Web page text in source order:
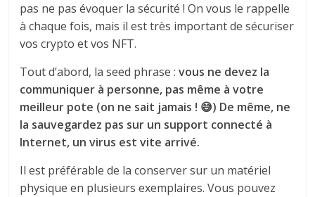
pas ne pas évoquer la sécurité ! On vous le rappelle
à chaque fois, mais il est très important de sécuriser
vos crypto et vos NFT.
Tout d’abord, la seed phrase :vous ne devez la
communiquer à personne, pas même à votre
meilleur pote (on ne sait jamais ! 😅) De même, ne
la sauvegardez pas sur un support connecté à
Internet, un virus est vite arrivé.
Il est préférable de la conserver sur un matériel
physique en plusieurs exemplaires. Vous pouvez